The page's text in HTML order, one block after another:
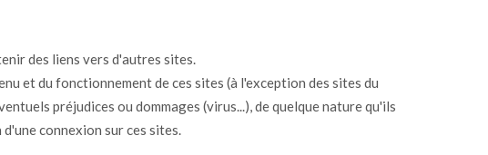
des liens vers d'autres sites.
et du fonctionnement de ces sites (à l'exception des sites du
préjudices ou dommages (virus...), de quelque nature qu'ils
connexion sur ces sites.